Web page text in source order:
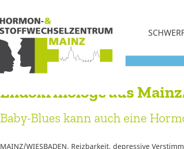
Endokrinologe aus
Baby-Blues kann auch eine
MAINZ/WIESBADEN. Reizbarkeit, depressive